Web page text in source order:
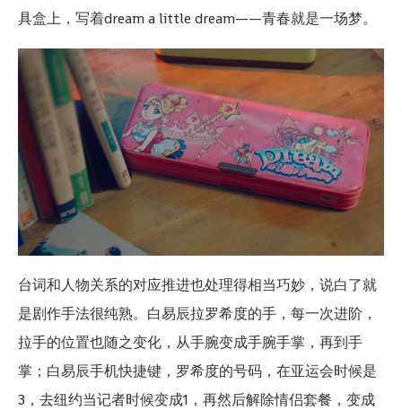
具盒上，写着dream a little dream——青春就是一场梦。
台词和人物关系的对应推进也处理得相当巧妙，说白了就
是剧作手法很纯熟。白易辰拉罗希度的手，每一次进阶，
拉手的位置也随之变化，从手腕变成手腕手掌，再到手
掌；白易辰手机快捷键，罗希度的号码，在亚运会时候是
3，去纽约当记者时候变成1，再然后解除情侣套餐，变成